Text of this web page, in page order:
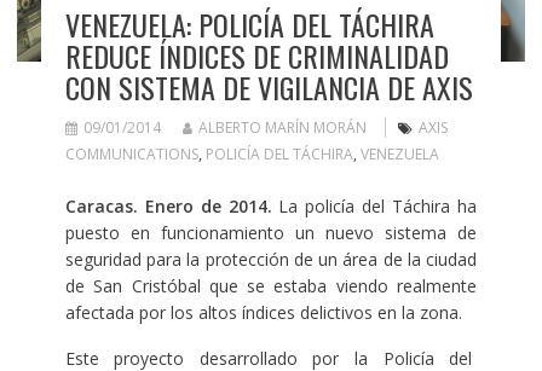
VENEZUELA: POLICÍA DEL TÁCHIRA
REDUCE ÍNDICES DE CRIMINALIDAD
CON SISTEMA DE VIGILANCIA DE AXIS
09/01/2014 ALBERTO MARÍN MORÁN
AXIS
COMMUNICATIONS, POLICÍA DEL TÁCHIRA, VENEZUELA
Caracas. Enero de 2014. La policía del Táchira ha
puesto en funcionamiento un nuevo sistema de
seguridad para la protección de un área de la ciudad
de San Cristóbal que se estaba viendo realmente
afectada por los altos índices delictivos en la zona.
Este proyecto desarrollado por la Policía del